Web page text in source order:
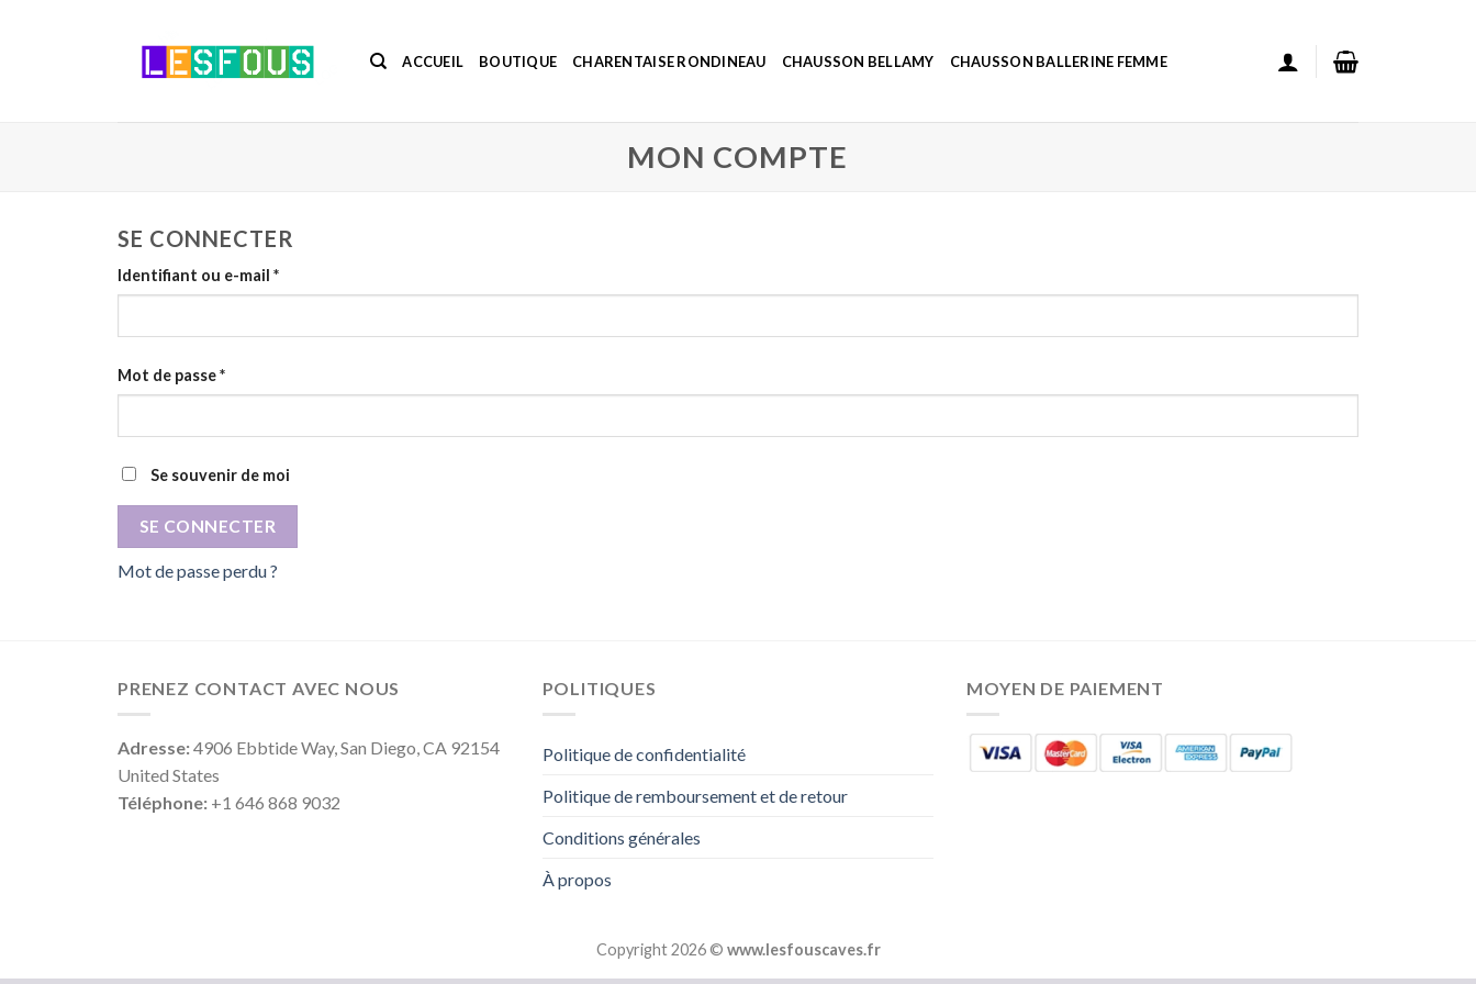
ACCUEIL BOUTIQUE CHARENTAISE RONDINEAU CHAUSSON BELLAMY CHAUSSON BALLERINE FEMME
MON COMPTE
SE CONNECTER
Identifiant ou e-mail *
Mot de passe*
Se souvenir de moi
SE CONNECTER
Mot de passe perdu ?
PRENEZ CONTACT AVEC NOUS
Adresse:4906 Ebbtide Way, San Diego, CA 92154
United States
Téléphone: +1 646 868 9032
POLITIQUES
Politique de confidentialité
Politique de remboursement et de retour
Conditions générales
À propos
MOYEN DE PAIEMENT
Copyright 2026 © www.lesfouscaves.fr